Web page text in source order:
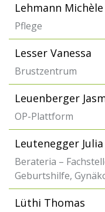
Lehmann Michèle
Pflege
Lesser Vanessa
Brustzentrum
Leuenberger
OP-Plattform
Leutenegger Julia
Berateria –
Geburtshilfe,
Lüthi Thomas